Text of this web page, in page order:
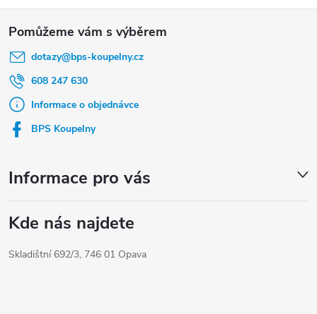
dotazy@bps-koupelny.cz
608 247 630
Informace o objednávce
BPS Koupelny
Informace pro vás
Kde nás najdete
Skladištní 692/3, 746 01 Opava